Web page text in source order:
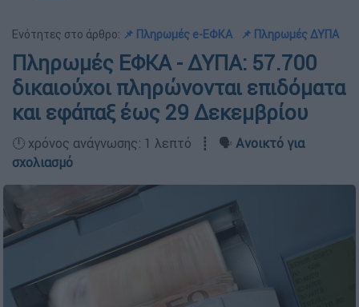
Ενότητες στο άρθρο: 📌 Πληρωμές e-ΕΦΚΑ 📌 Πληρωμές ΔΥΠΑ
Πληρωμές ΕΦΚΑ - ΔΥΠΑ: 57.700
δικαιούχοι πληρώνονται επιδόματα
και εφάπαξ έως 29 Δεκεμβρίου
🕛 χρόνος ανάγνωσης: 1 λεπτό ┋ 🗣️ Ανοικτό για
σχολιασμό